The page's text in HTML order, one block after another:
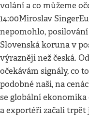
volání a co můžeme
14:00Miroslav
nepomohlo,
Slovenská koruna v
výrazněji než česká.
očekávám signály, co
podobné naši, na
se globální
a exportéři začali trpět